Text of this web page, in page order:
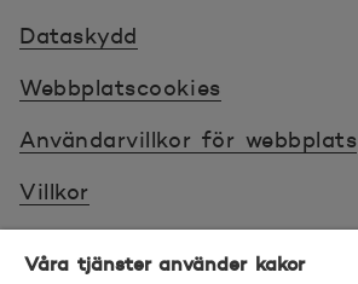
Dataskydd
Webbplatscookies
Användarvillkor för webbplats
Villkor
Våra tjänster använder kakor